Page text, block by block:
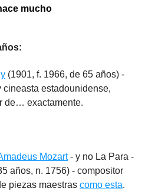
mucho
(1901, f. 1966, de 65 años) -
cineasta estadounidense,
de… exactamente.
Mozart- y no La Para -
años, n. 1756) - compositor
piezas maestras como esta.